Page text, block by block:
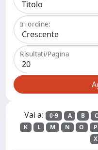
In ordine:
Risultati/Pagina
Vai a: 0-9 A B C
K
L M N O P
X